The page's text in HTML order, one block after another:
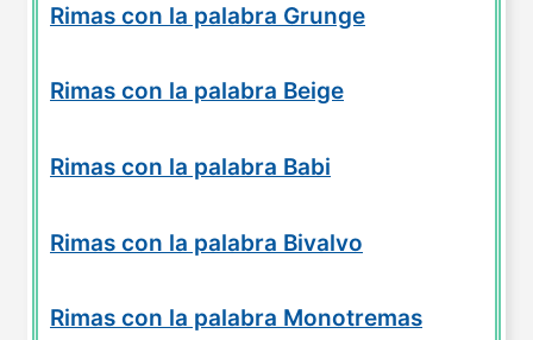
Rimas con la palabra Grunge
Rimas con la palabra Beige
Rimas con la palabra Babi
Rimas con la palabra Bivalvo
Rimas con la palabra Monotremas